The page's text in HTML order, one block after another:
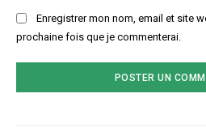
Enregistrer mon nom, email et site
prochaine fois que je commenterai.